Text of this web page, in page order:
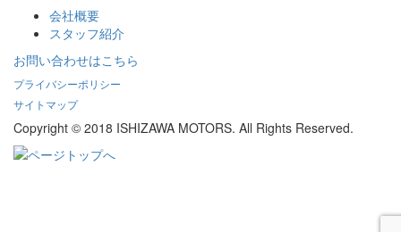
会社概要
スタッフ紹介
お問い合わせはこちら
プライバシーポリシー
サイトマップ
Copyright © 2018 ISHIZAWA MOTORS. All Rights Reserved.